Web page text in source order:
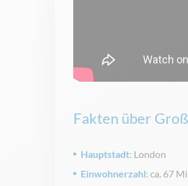
Fakten über
Hauptstadt: London
Einwohnerzahl: ca. 67